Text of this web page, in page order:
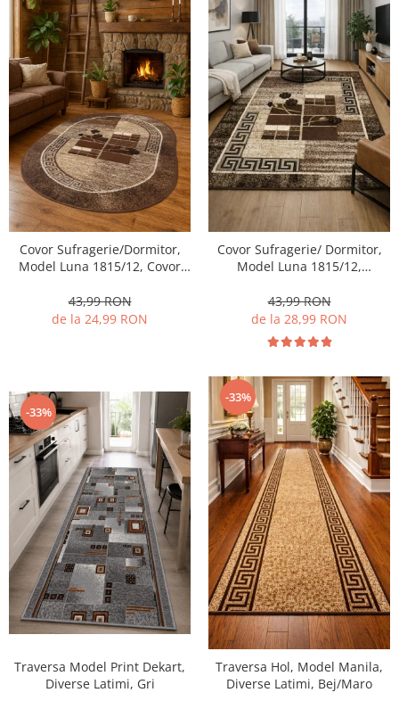
Covor Sufragerie/Dormitor,
Model Luna 1815/12, Covor
43,99 RON
de la 24,99 RON
Covor Sufragerie/ Dormitor,
Model Luna 1815/12,
43,99 RON
de la 28,99 RON
-33%
Traversa Model Print Dekart,
Diverse Latimi, Gri
-33%
Traversa Hol, Model Manila,
Diverse Latimi, Bej/Maro